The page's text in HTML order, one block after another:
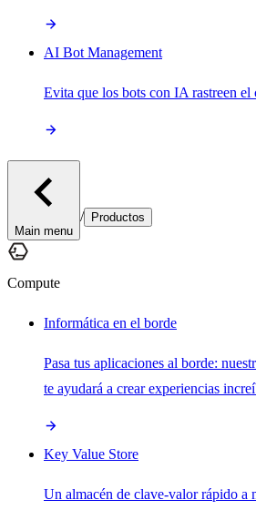
AI Bot Management
Evita que los bots con IA rastreen
Main menu
/ Productos
Compute
Informática en el borde
Pasa tus aplicaciones al borde:
te ayudará a crear experiencias
Key Value Store
Un almacén de clave-valor rápido a